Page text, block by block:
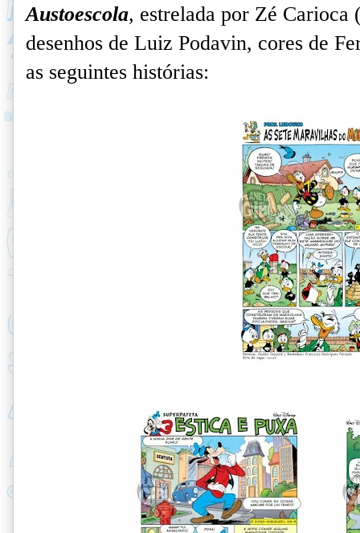
Austoescola, estrelada por Zé
desenhos de Luiz Podavin, cores de
as seguintes histórias: